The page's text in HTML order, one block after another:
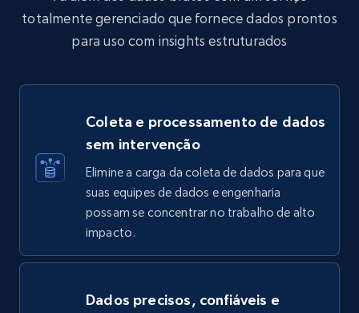
totalmente gerenciado que fornece dados prontos
para uso com insights estruturados
Coleta e processamento de dados
sem intervenção
Elimine a carga da coleta de dados para que
suas equipes de dados e engenharia
possam se concentrar no trabalho de alto
impacto.
Dados precisos, confiáveis e